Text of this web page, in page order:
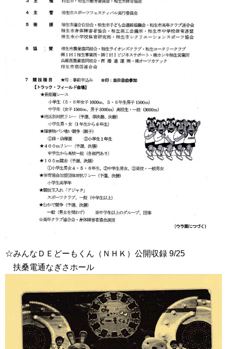
☆みんなＤＥどーもくん（ＮＨＫ）公開収録 9/25
扶桑電通なぎさホール